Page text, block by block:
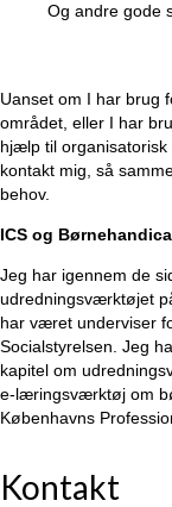
Og andre gode
Uanset om I har brug
området, eller I har
hjælp til organisatorisk
kontakt mig, så
behov.
ICS og
Jeg har igennem de
udredningsværktøjet
har været underviser
Socialstyrelsen. Jeg
kapitel om
e-læringsværktøj om
Københavns
Kontakt